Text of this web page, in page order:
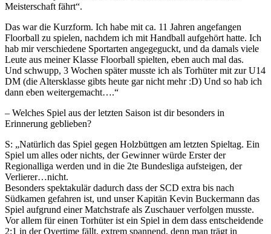
Meisterschaft fährt“.
Das war die Kurzform. Ich habe mit ca. 11 Jahren angefangen
Floorball zu spielen, nachdem ich mit Handball aufgehört hatte. Ich
hab mir verschiedene Sportarten angegeguckt, und da damals viele
Leute aus meiner Klasse Floorball spielten, eben auch mal das.
Und schwupp, 3 Wochen später musste ich als Torhüter mit zur U14
DM (die Altersklasse gibts heute gar nicht mehr :D) Und so hab ich
dann eben weitergemacht….“
– Welches Spiel aus der letzten Saison ist dir besonders in
Erinnerung geblieben?
S: „Natürlich das Spiel gegen Holzbüttgen am letzten Spieltag. Ein
Spiel um alles oder nichts, der Gewinner würde Erster der
Regionalliga werden und in die 2te Bundesliga aufsteigen, der
Verlierer…nicht.
Besonders spektakulär dadurch dass der SCD extra bis nach
Südkamen gefahren ist, und unser Kapitän Kevin Buckermann das
Spiel aufgrund einer Matchstrafe als Zuschauer verfolgen musste.
Vor allem für einen Torhüter ist ein Spiel in dem dass entscheidende
2:1 in der Overtime fällt, extrem spannend, denn man trägt in